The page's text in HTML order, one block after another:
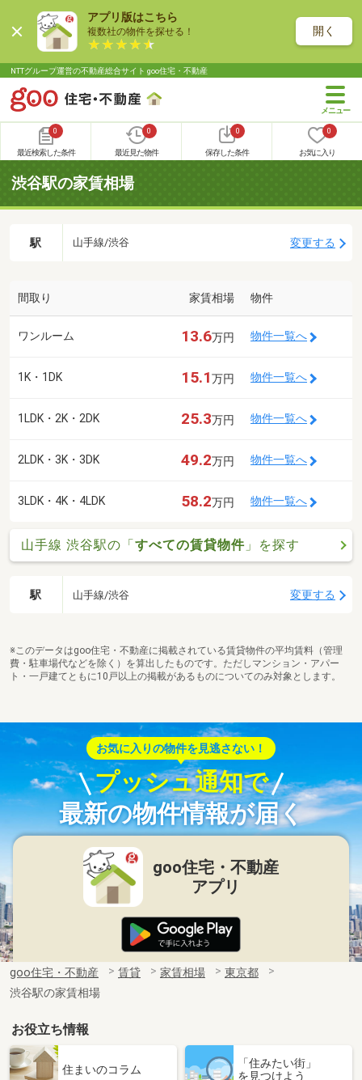
アプリ版はこちら
複数社の物件を探せる！ 開く
NTTグループ運営の不動産総合サイト goo住宅・不動産
0
最近検索した条件
0
最近見た物件
0
保存した条件
0
お気に入り
渋谷駅の家賃相場
駅 山手線/渋谷 変更する
間取り 家賃相場 物件
ワンルーム 13.6万円 物件一覧へ
1K・1DK 15.1万円 物件一覧へ
1LDK・2K・2DK 25.3万円 物件一覧へ
2LDK・3K・3DK 49.2万円 物件一覧へ
3LDK・4K・4LDK 58.2万円 物件一覧へ
山手線 渋谷駅の「すべての賃貸物件 」を探す
駅 山手線/渋谷 変更する
※このデータはgoo住宅・不動産に掲載されている賃貸物件の平均賃料（管理
費・駐車場代などを除く）を算出したものです。ただしマンション・アパー
ト・一戸建てともに10戸以上の掲載があるものについてのみ対象とします。
お気に入りの物件を見逃さない！
プッシュ通知で
最新の物件情報が届く
goo住宅・不動産
アプリ
goo住宅・不動産 賃貸 家賃相場
東京都
渋谷駅の家賃相場
お役立ち情報
住まいのコラム
「住みたい街」
を見つけよう